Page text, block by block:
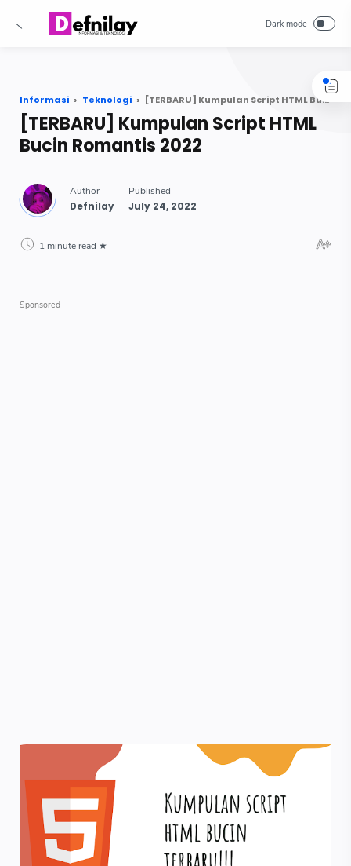
Informasi Teknologi [TERBARU] Kumpulan Script HTML Bucin Romantis 2022
[TERBARU] Kumpulan Script HTML
Bucin Romantis 2022
1 minute read